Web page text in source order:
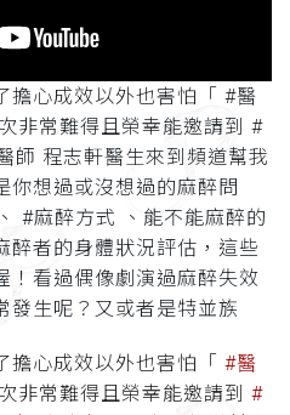
擔心成效以外也害怕「 #醫
非常難得且榮幸能邀請到 #
師 程志軒醫生來到頻道幫我
你想過或沒想過的麻醉問
#麻醉方式 、能不能麻醉的
醉者的身體狀況評估，這些
！看過偶像劇演過麻醉失效
發生呢？又或者是特並族
擔心成效以外也害怕「 #醫
非常難得且榮幸能邀請到 #